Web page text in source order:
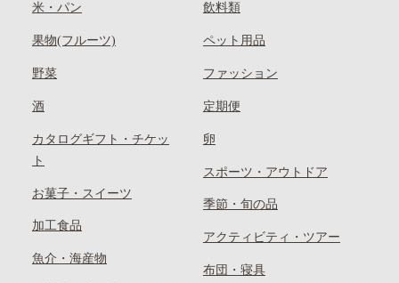
米・パン
果物(フルーツ)
野菜
酒
カタログギフト・チケッ
ト
お菓子・スイーツ
加工食品
魚介・海産物
飲料類
ペット用品
ファッション
定期便
卵
スポーツ・アウトドア
季節・旬の品
アクティビティ・ツアー
布団・寝具